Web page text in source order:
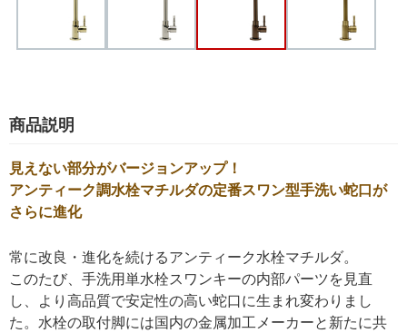
商品説明
見えない部分がバージョンアップ！
アンティーク調水栓マチルダの定番スワン型手洗い蛇口が
さらに進化
常に改良・進化を続けるアンティーク水栓マチルダ。
このたび、手洗用単水栓スワンキーの内部パーツを見直
し、より高品質で安定性の高い蛇口に生まれ変わりまし
た。水栓の取付脚には国内の金属加工メーカーと新たに共